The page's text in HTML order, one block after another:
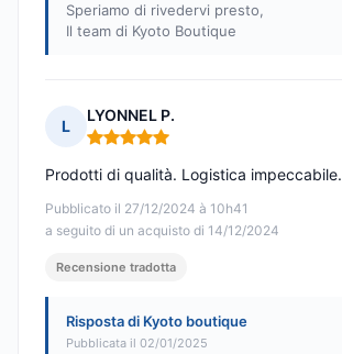
Speriamo di rivedervi presto,
Il team di Kyoto Boutique
L
LYONNEL P.
Nota: 5 su 5
Pubblicato il 27/12/2024 à 10h41
a seguito di un acquisto di 14/12/2024
Prodotti di qualità. Logistica impeccabile.
Recensione tradotta
Risposta di Kyoto boutique
Pubblicata il 02/01/2025